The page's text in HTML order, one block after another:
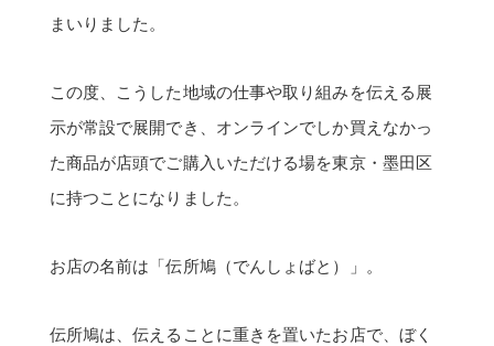
まいりました。
この度、こうした地域の仕事や取り組みを伝える展
示が常設で展開でき、オンラインでしか買えなかっ
た商品が店頭でご購入いただける場を東京・墨田区
に持つことになりました。
お店の名前は「伝所鳩（でんしょばと）」。
伝所鳩は、伝えることに重きを置いたお店で、ぼく